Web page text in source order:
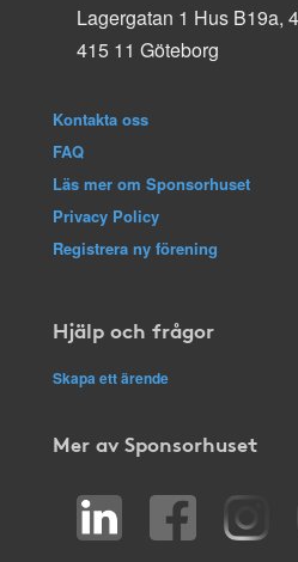
Lagergatan 1 Hus B19a,
415 11 Göteborg
Kontakta oss
FAQ
Läs mer om Sponsorhuset
Privacy Policy
Registrera ny förening
Hjälp och frågor
Skapa ett ärende
Mer av Sponsorhuset